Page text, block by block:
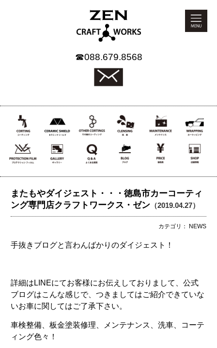
☎088.679.8568
またもやダイジェスト・・・徳島市カーコーティ
ング専門店クラフトワークス・ゼン （2019.04.27）
カテゴリ： NEWS
手抜きブログと言わんばかりのダイジェスト！
詳細はLINEにてお客様にお伝えしておりまして、公式
ブログはこんな感じで、つきましてはご紹介できていな
いお車に関してはご了承下さい。
車検整備、板金塗装修理、メンテナンス、洗車、コーテ
ィング色々！